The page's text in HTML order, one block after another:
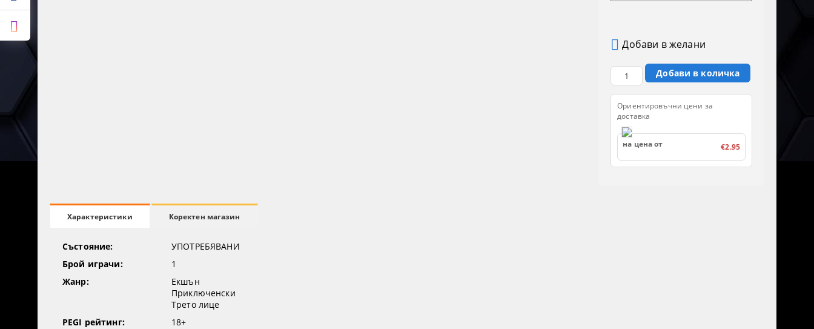
Добави в желани
Ориентировъчни цени за
доставка
на цена от €2.95
Характеристики Коректен магазин
Състояние:
УПОТРЕБЯВАНИ
Брой играчи:
1
Жанр:
Екшън
Приключенски
Трето лице
PEGI рейтинг:
18+